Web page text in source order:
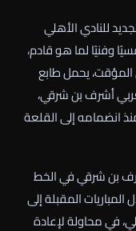
للنادي الأهلي
وفنيًا لما هو قادم،
المؤقت، يحمل طابع
أشرف بن شرقي،
انضمامه إلى القلعة
بن شرقي في الخط
المقبلة إلى
في محاولة لإعادة